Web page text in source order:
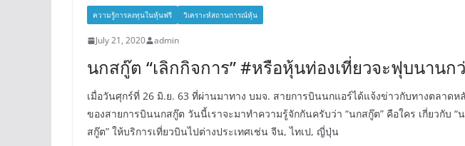
ความรู้การลงทุนในหุ้นฟรี วิเคราะห์สถานการณ์หุ้น
July 21, 2020 admin
นกสกู๊ต “เลิกกิจการ” #หรือหุ้นท่องเที่ยวจะฟุบนานก
เมื่อวันศุกร์ที่ 26 มิ.ย. 63 ที่ผ่านมาทาง บมจ. สายการบินนกแอร์ได้แจ้งข่าวกับทางตลาดหลั
ของสายการบินนกสกู๊ต วันนี้เราจะมาทำความรู้จักกันครับว่า “นกสกู๊ต” คือใคร เกี่ยวกับ “
สกู๊ต” ให้บริการเที่ยวบินไปต่างประเทศเช่น จีน, ไทเป, ญี่ปุ่น